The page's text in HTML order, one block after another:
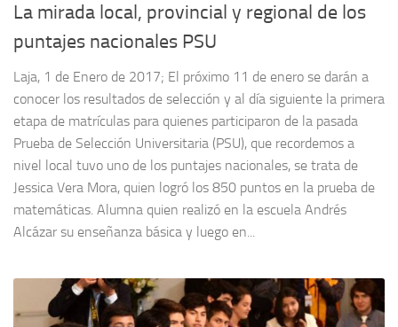
La mirada local, provincial y regional de los
puntajes nacionales PSU
Laja, 1 de Enero de 2017; El próximo 11 de enero se darán a
conocer los resultados de selección y al día siguiente la primera
etapa de matrículas para quienes participaron de la pasada
Prueba de Selección Universitaria (PSU), que recordemos a
nivel local tuvo uno de los puntajes nacionales, se trata de
Jessica Vera Mora, quien logró los 850 puntos en la prueba de
matemáticas. Alumna quien realizó en la escuela Andrés
Alcázar su enseñanza básica y luego en...